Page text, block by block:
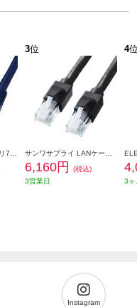
3位
6,160円
(税込)
3営業日
4
3ヶ
Instagram